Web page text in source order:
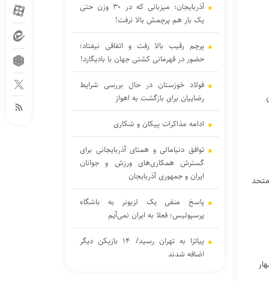
آذربایجان؛ میزبانی که در ۳۰ وزن حتی
یک بار هم پرچمش بالا نرفت!
پرچم رقیب بالا رفت و اتفاقی نیفتاد؛
حضور در قهرمانی کشتی جهان با بادیگارد!
فولاد خوزستان در حال بررسی شرایط
رضاییان برای بازگشت به اهواز
ادامه مذاکرات پیکان و شکاری
توافق دنیامالی و همتای آذربایجانی برای
گسترش همکاری‌های ورزش و جوانان
ایران و جمهوری آذربایجان
پاسخ منفی یک لزیونر به باشگاه
پرسپولیس؛ فعلا به ایران نمی‌آیم
پیاتزا به تهران رسید/ ۱۴ بازیکن دیگر
اضافه شدند